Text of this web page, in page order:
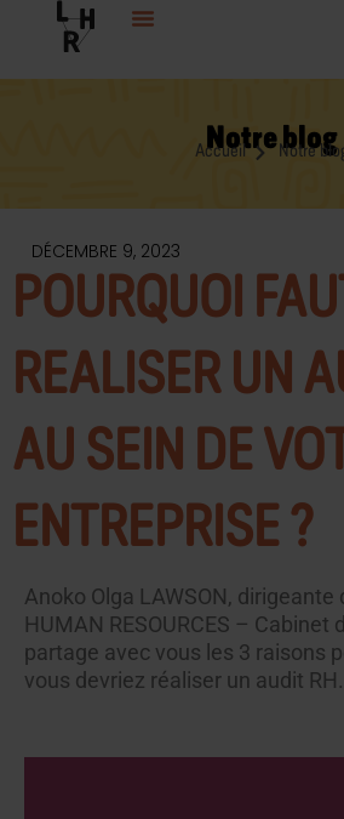
Notre blog
Accueil Notre
DÉCEMBRE 9, 2023
POURQUOI
REALISER UN
AU SEIN DE
ENTREPRISE ?
Anoko Olga LAWSON, dirigeante
HUMAN RESOURCES – Cabinet
partage avec vous les 3 raisons
vous devriez réaliser un audit RH.